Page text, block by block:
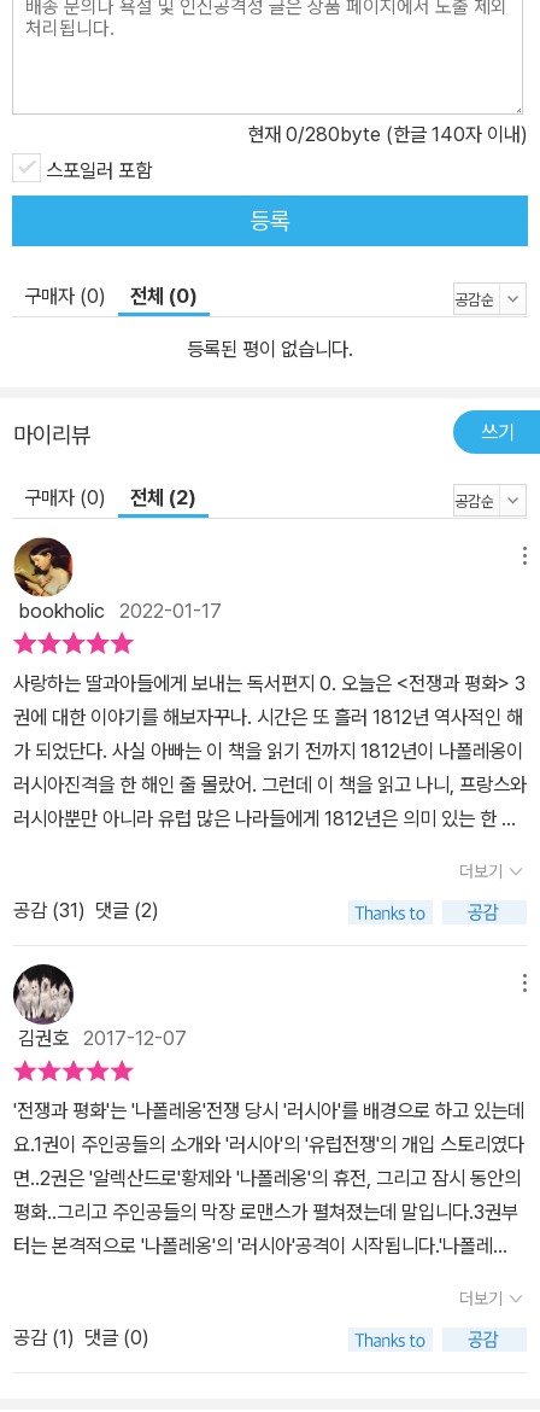
현재 0/280byte (한글 140자 이내)
스포일러 포함
등록
구매자 (0) 전체 (0)
등록된 평이 없습니다.
마이리뷰 쓰기
구매자 (0) 전체 (2)
bookholic 2022-01-17
사랑하는 딸과아들에게 보내는 독서편지 0. 오늘은 <전쟁과 평화> 3
권에 대한 이야기를 해보자꾸나. 시간은 또 흘러 1812년 역사적인 해
가 되었단다. 사실 아빠는 이 책을 읽기 전까지 1812년이 나폴레옹이
러시아진격을 한 해인 줄 몰랐어. 그런데 이 책을 읽고 나니, 프랑스와
러시아뿐만 아니라 유럽 많은 나라들에게 1812년은 의미 있는 한 해
차 해줄게.1807년 러시아와 프랑스는 서로 조약을 맺고 사이 좋게 지
내는 듯 했단다. 하지만, 시간이 지나면서 틀어지기 시작하고, 1812
년이 되어서는 프랑스가 러시아에 진군하기로 결정하였단다. 도대체
왜 이 전쟁이 일어난 것일까. 톨스토이는 여러 원인들이 모여서 전쟁
이 일어났다고 이야기하고 있단다. 그런 원인 중에 하나만 일어나지
않아도 전쟁은 일어나지 않았을 것이라고 이야기했어. 전쟁만 그랬겠
니, 아빠와 너희들도 무수한 우연들 중에 하나만 삐끗해도태어나지
못했을 텐데…========================(15-16)만
약 나폴레옹이 비스와강 건너편으로 후퇴하라는 요구에 화를 내지 않
고, 군대에 진격 명령을 내리지 않았다면 전쟁은 없었을것이고, 하사
전원이 재복무를 원하지 않았더라도 역시 전쟁은 없었을 것이다. 영
국의 음모가 없고, 올덴부르크 대공이 없고, 알렉산드르가 모욕을 느
끼지 않고, 러시아에 전제 권력이 없고, 프랑스혁명과 뒤이은 독재와
제정시대가 없고, 거슬러올라가 프랑스혁명을유발한 여러 원인이, 기
더보기
공감 (31) 댓글 (2)
김권호 2017-12-07
'전쟁과 평화'는 '나폴레옹'전쟁 당시 '러시아'를 배경으로 하고 있는데
요.1권이 주인공들의 소개와 '러시아'의 '유럽전쟁'의 개입 스토리였다
면..2권은 '알렉산드로'황제와 '나폴레옹'의 휴전, 그리고 잠시 동안의
평화..그리고 주인공들의 막장 로맨스가 펼쳐졌는데 말입니다.3권부
터는 본격적으로 '나폴레옹'의 '러시아'공격이 시작됩니다.'나폴레
침입을 하고'알렉산드로'황제는 본인이 대군을 이끌고 '나폴레옹'과
맞서는데요그런데 시작부터 전쟁의 승패는 정해진듯 싶습니다..ㅠㅠ
천재적인 지략가인 '나폴레옹'아래 똘똘뭉친 프랑스군과 달리..ㅠㅠ경
더보기
공감 (1) 댓글 (0)